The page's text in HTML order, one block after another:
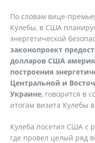
По словам вице-
Кулебы, в США
энергетической
законопроект
долларов США
построения
Центральной и
Украине, говорится в
итогам визита Кулебы
Кулеба посетил США с
где провел целый ряд